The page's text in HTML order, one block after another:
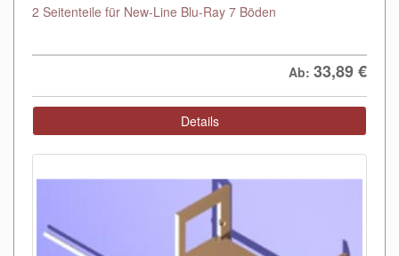
2 Seitenteile für New-Line Blu-Ray 7 Böden
Ab: 33,89€
Details